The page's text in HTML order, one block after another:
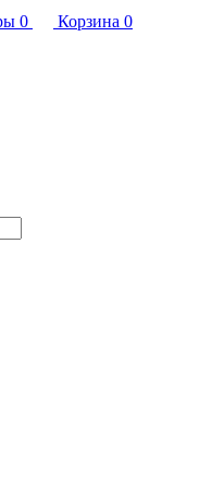
0 Корзина 0